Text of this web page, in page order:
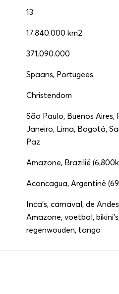
13
17.840.000 km2
371.090.000
Spaans, Portugees
Christendom
São Paulo, Buenos Aires,
Janeiro, Lima, Bogotá,
Paz
Amazone, Brazilië
Aconcagua, Argentinë
Inca's, carnaval, de
Amazone, voetbal,
regenwouden, tango